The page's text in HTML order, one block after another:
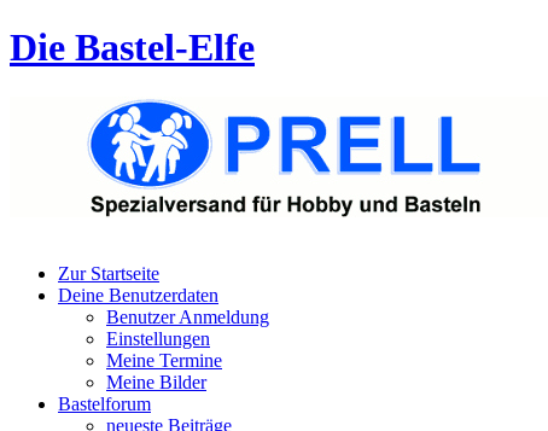
Die Bastel-Elfe
Zur Startseite
Deine Benutzerdaten
Benutzer Anmeldung
Einstellungen
Meine Termine
Meine Bilder
Bastelforum
neueste Beiträge